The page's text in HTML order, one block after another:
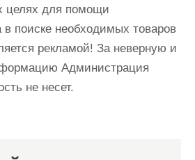
целях для помощи
в поиске необходимых товаров
рекламой! За неверную и
Администрация
не несет.